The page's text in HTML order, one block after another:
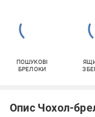
ПОШУКОВІ
БРЕЛОКИ
Опис Чохол-